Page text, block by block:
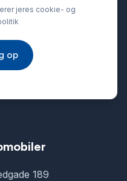
jeres cookie- og
op
189